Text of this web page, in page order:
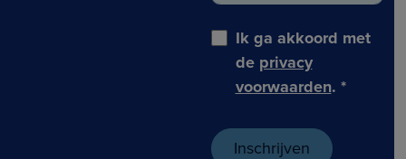
Ik ga akkoord met
de privacy
voorwaarden. *